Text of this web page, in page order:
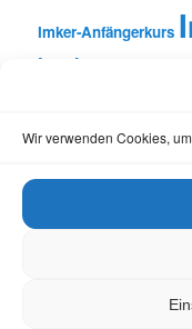
Wir verwenden Cookies,
Imker-Anfängerkurs
Insekten
Datenschutz